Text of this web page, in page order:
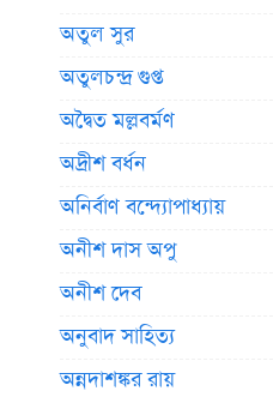
অতুল সুর
অতুলচন্দ্র গুপ্ত
অদ্বৈত মল্লবর্মণ
অদ্রীশ বর্ধন
অনির্বাণ বন্দ্যোপাধ্যায়
অনীশ দাস অপু
অনীশ দেব
অনুবাদ সাহিত্য
অন্নদাশঙ্কর রায়